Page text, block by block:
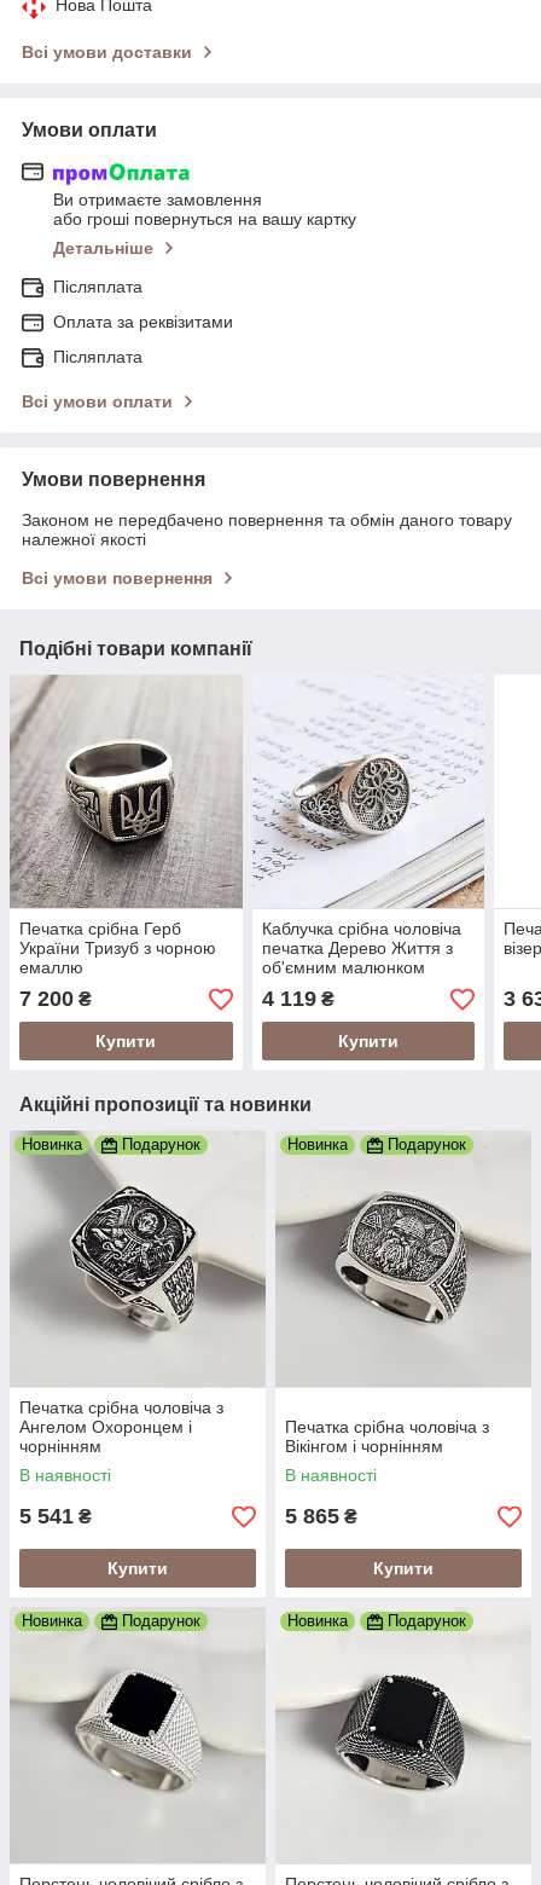
Нова Пошта
Всі умови доставки
Умови оплати
Ви отримаєте замовлення
або гроші повернуться на вашу картку
Детальніше
Післяплата
Оплата за реквізитами
Післяплата
Всі умови оплати
Умови повернення
Законом не передбачено повернення та обмін даного товару
належної якості
Всі умови повернення
Подібні товари компанії
Печатка срібна Герб
України Тризуб з чорною
емаллю
7 200 ₴
Купити
Каблучка срібна чоловіча
печатка Дерево Життя з
об'ємним малюнком
4 119₴
Купити
3
Акційні пропозиції та новинки
Новинка Подарунок
Печатка срібна чоловіча з
Ангелом Охоронцем і
чорнінням
В наявності
5 541 ₴
Купити
Новинка Подарунок
Печатка срібна чоловіча з
Вікінгом і чорнінням
В наявності
5 865 ₴
Купити
Новинка Подарунок Новинка Подарунок